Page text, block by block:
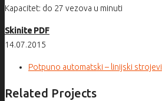
Kapacitet: do 27 vezova u minuti
Skinite PDF
14.07.2015
Potpuno automatski – linijski strojevi
Related Projects